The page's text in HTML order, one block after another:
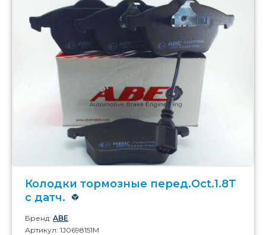
Колодки тормозные перед.Oct.1.8T
с датч.
Бренд: ABE
Артикул: 1J0698151M